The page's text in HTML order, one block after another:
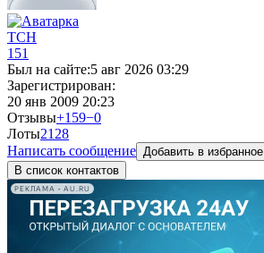
TCH
151
Был на сайте:5 авг 2026 03:29
Зарегистрирован:
20 янв 2009 20:23
Отзывы+159−0
Лоты21 28
Написать сообщение Добавить в избранное
В список контактов
РЕКЛАМА • AU.RU